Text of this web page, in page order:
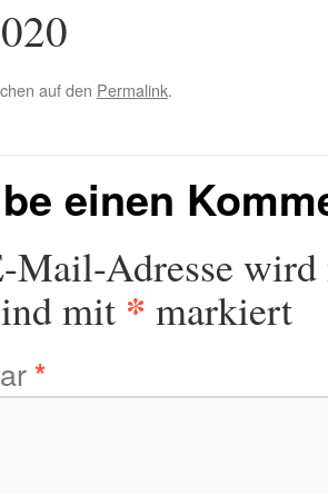
auf den Permalink.
einen
Mail-Adresse
mit * markiert
*